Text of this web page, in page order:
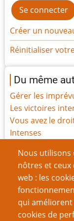
Nous utilisons
nôtres et ceux
web : les
qui
cookies de
Créer un
Réinitialiser
Du même
Gérer les
Les victoires
Vous avez le
Intenses
Funérailles
Sentience
Histoire des
Le festin de Javan
Les Pactes avec